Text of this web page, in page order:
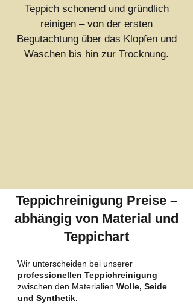
Teppich schonend und gründlich
reinigen – von der ersten
Begutachtung über das Klopfen und
Waschen bis hin zur Trocknung.
Teppichreinigung Preise –
abhängig von Material und
Teppichart
Wir unterscheiden bei unserer
professionellen Teppichreinigung
zwischen den Materialien Wolle, Seide
und Synthetik.